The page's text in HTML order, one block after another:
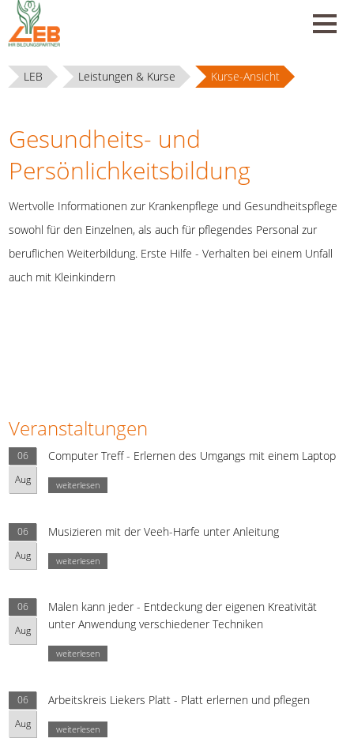
LEB Leistungen & Kurse Kurse-Ansicht
Gesundheits- und
Persönlichkeitsbildung
Wertvolle Informationen zur Krankenpflege und Gesundheitspflege
sowohl für den Einzelnen, als auch für pflegendes Personal zur
beruflichen Weiterbildung. Erste Hilfe - Verhalten bei einem Unfall
auch mit Kleinkindern
Veranstaltungen
06
Aug
Computer Treff - Erlernen des Umgangs mit einem Laptop
weiterlesen
06
Aug
Musizieren mit der Veeh-Harfe unter Anleitung
weiterlesen
06
Aug
Malen kann jeder - Entdeckung der eigenen Kreativität
unter Anwendung verschiedener Techniken
weiterlesen
06
Aug
Arbeitskreis Liekers Platt - Platt erlernen und pflegen
weiterlesen